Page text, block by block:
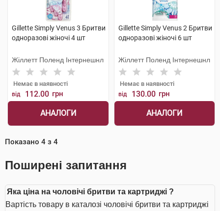
Gillette Simply Venus 3 Бритви
одноразові жіночі 4 шт
Жіллетт Поленд Інтернешнл
Немає в наявності
від 112.00 грн
АНАЛОГИ
Gillette Simply Venus 2 Бритви
одноразові жіночі 6 шт
Жіллетт Поленд Інтернешнл
Немає в наявності
від 130.00 грн
АНАЛОГИ
Показано 4 з 4
Поширені запитання
Яка ціна на чоловічі бритви та картриджі ?
Вартість товару в каталозі чоловічі бритви та картриджі